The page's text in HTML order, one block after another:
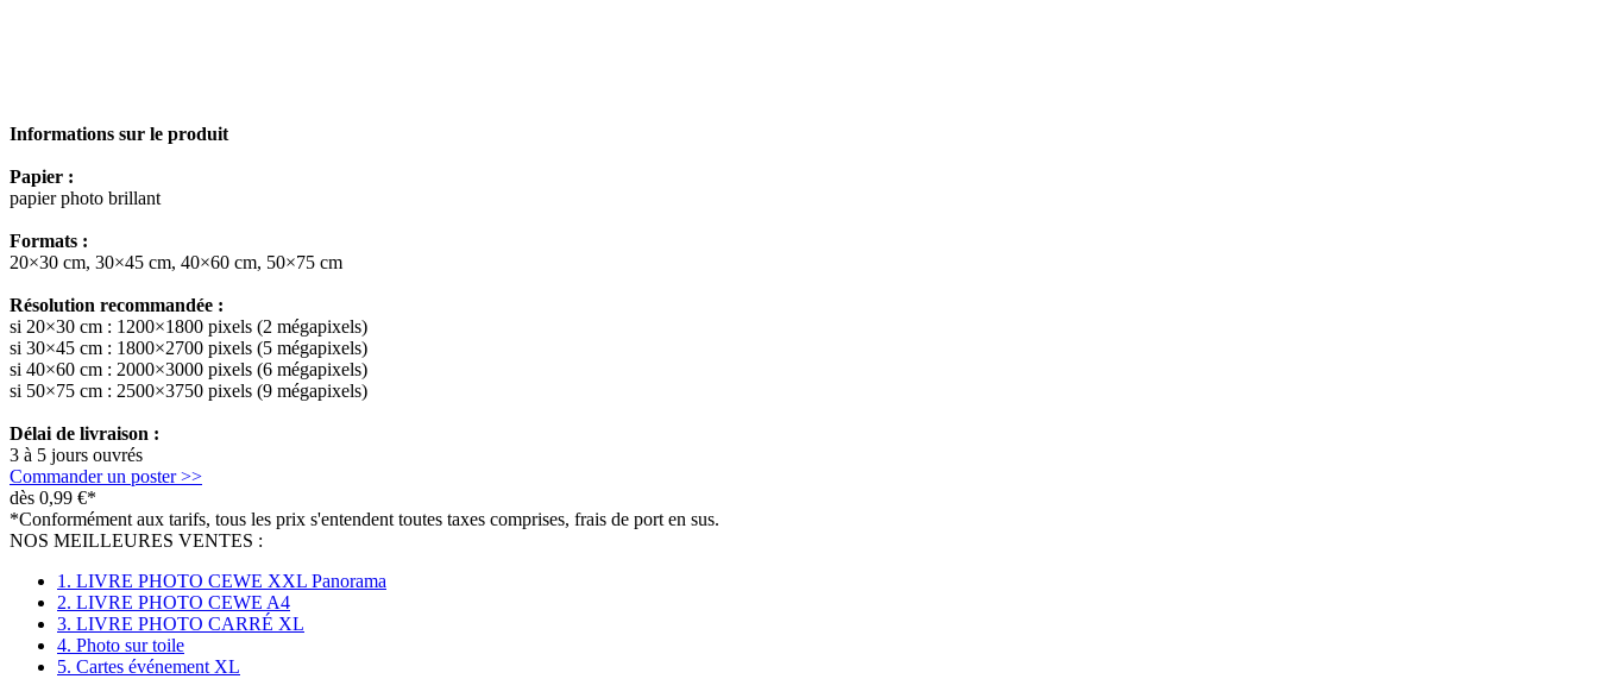
Informations sur le produit
Papier :
papier photo brillant
Formats :
20×30 cm, 30×45 cm, 40×60 cm, 50×75 cm
Résolution recommandée :
si 20×30 cm : 1200×1800 pixels (2 mégapixels)
si 30×45 cm : 1800×2700 pixels (5 mégapixels)
si 40×60 cm : 2000×3000 pixels (6 mégapixels)
si 50×75 cm : 2500×3750 pixels (9 mégapixels)
Délai de livraison :
3 à 5 jours ouvrés
Commander un poster >>
dès 0,99 €*
*Conformément aux tarifs, tous les prix s'entendent toutes taxes comprises, frais de port en sus.
NOS MEILLEURES VENTES :
1. LIVRE PHOTO CEWE XXL Panorama
2. LIVRE PHOTO CEWE A4
3. LIVRE PHOTO CARRÉ XL
4. Photo sur toile
5. Cartes événement XL